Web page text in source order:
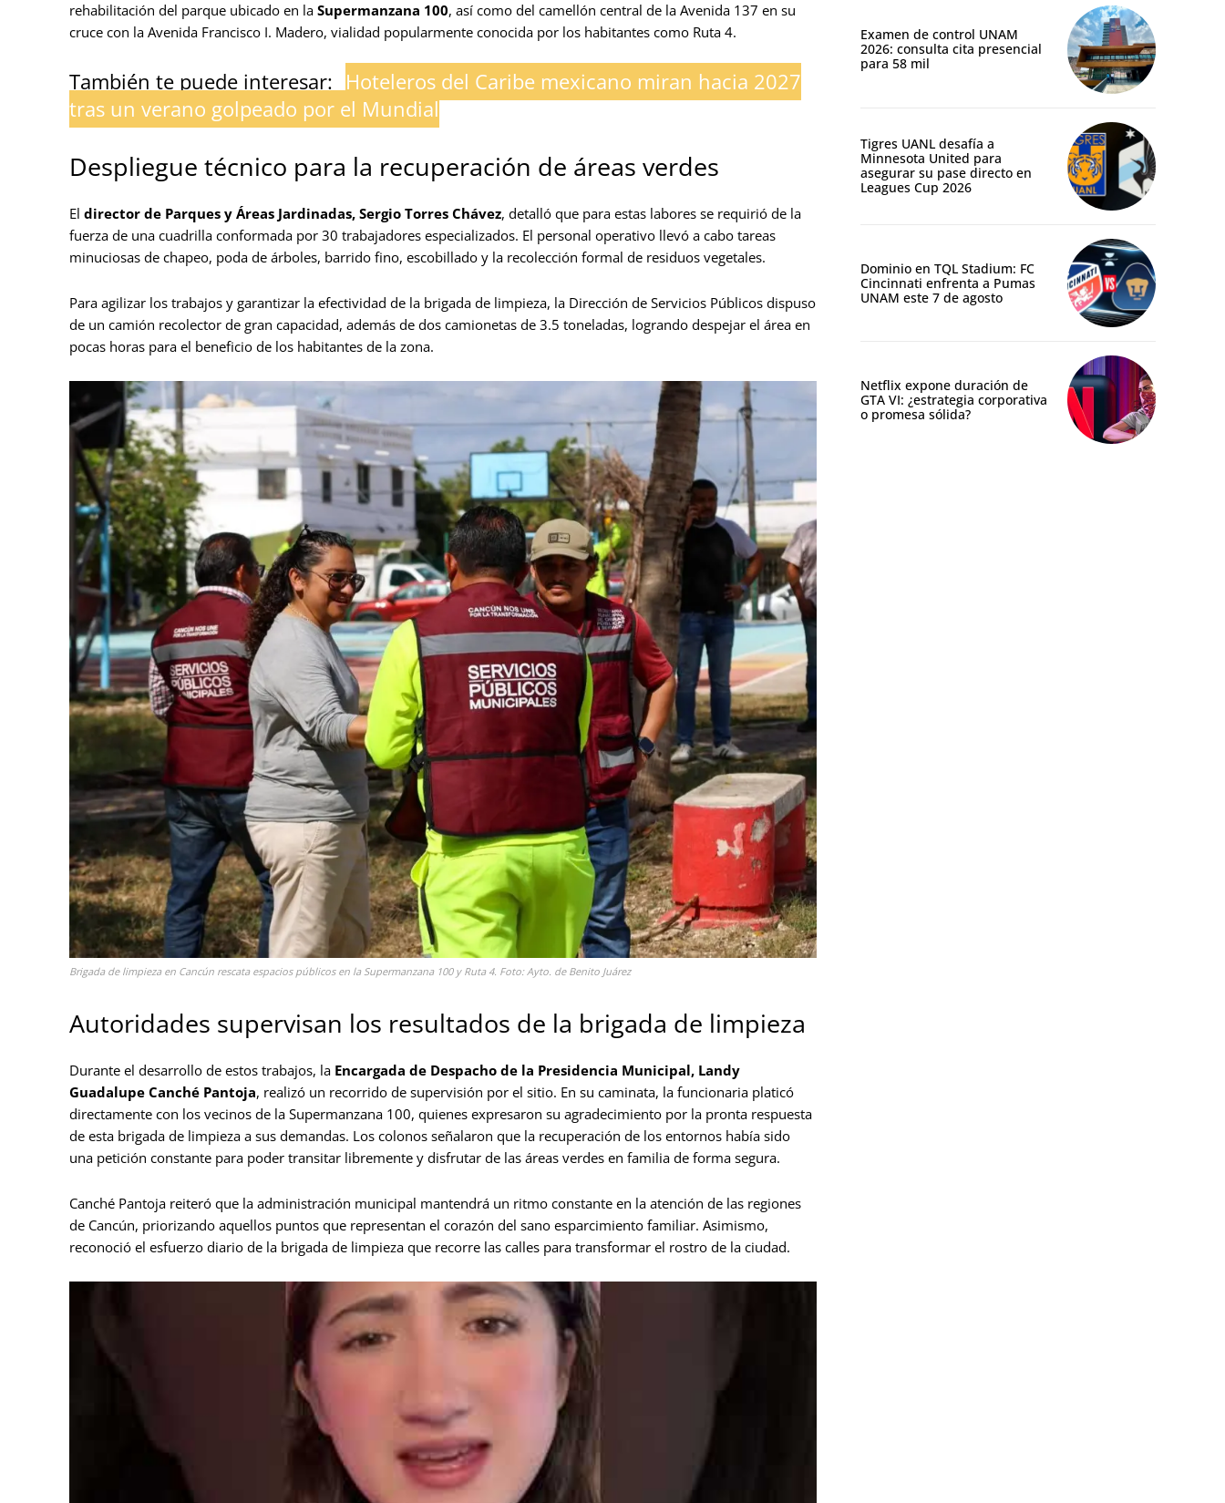
rehabilitación del parque ubicado en la Supermanzana 100, así como del camellón central de la Avenida 137 en su
cruce con la Avenida Francisco I. Madero, vialidad popularmente conocida por los habitantes como Ruta 4.
También te puede interesar: Hoteleros del Caribe mexicano miran hacia 2027
tras un verano golpeado por el Mundial
Despliegue técnico para la recuperación de áreas verdes
El director de Parques y Áreas Jardinadas, Sergio Torres Chávez, detalló que para estas labores se requirió de la
fuerza de una cuadrilla conformada por 30 trabajadores especializados. El personal operativo llevó a cabo tareas
minuciosas de chapeo, poda de árboles, barrido fino, escobillado y la recolección formal de residuos vegetales.
Para agilizar los trabajos y garantizar la efectividad de la brigada de limpieza, la Dirección de Servicios Públicos dispuso
de un camión recolector de gran capacidad, además de dos camionetas de 3.5 toneladas, logrando despejar el área en
pocas horas para el beneficio de los habitantes de la zona.
Brigada de limpieza en Cancún rescata espacios públicos en la Supermanzana 100 y Ruta 4. Foto: Ayto. de Benito Juárez
Autoridades supervisan los resultados de la brigada de limpieza
Durante el desarrollo de estos trabajos, la Encargada de Despacho de la Presidencia Municipal, Landy
Guadalupe Canché Pantoja, realizó un recorrido de supervisión por el sitio. En su caminata, la funcionaria platicó
directamente con los vecinos de la Supermanzana 100, quienes expresaron su agradecimiento por la pronta respuesta
de esta brigada de limpieza a sus demandas. Los colonos señalaron que la recuperación de los entornos había sido
una petición constante para poder transitar libremente y disfrutar de las áreas verdes en familia de forma segura.
Canché Pantoja reiteró que la administración municipal mantendrá un ritmo constante en la atención de las regiones
de Cancún, priorizando aquellos puntos que representan el corazón del sano esparcimiento familiar. Asimismo,
reconoció el esfuerzo diario de la brigada de limpieza que recorre las calles para transformar el rostro de la ciudad.
Examen de control UNAM
2026: consulta cita presencial
para 58 mil
Tigres UANL desafía a
Minnesota United para
asegurar su pase directo en
Leagues Cup 2026
Dominio en TQL Stadium: FC
Cincinnati enfrenta a Pumas
UNAM este 7 de agosto
Netflix expone duración de
GTA VI: ¿estrategia corporativa
o promesa sólida?